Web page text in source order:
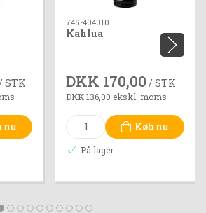
STK
nu
745-404010
Kahlua
DKK 170,00 / STK
DKK 136,00 ekskl. moms
Køb nu
På lager